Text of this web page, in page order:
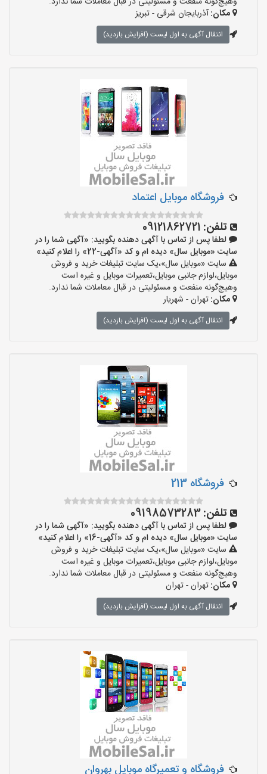
مکان:آذربایجان شرقی - تبریز
انتقال آگهی به اول لیست (افزایش بازدید)
فروشگاه موبایل اعتماد
تلفن: 09121862721
لطفا پس از تماس با آگهی دهنده بگویید: «آگهی شما را در
سایت «موبایل سال» دیده ام و کد «آگهی-22» را اعلام کنید»
سایت «موبایل سال»،یک سایت تبلیغات خرید و فروش
موبایل،لوازم جانبی موبایل،تعمیرات موبایل و غیره است
وهیچ‌گونه منفعت و مسئولیتی در قبال معاملات شما ندارد.
مکان:تهران - شهریار
انتقال آگهی به اول لیست (افزایش بازدید)
فروشگاه 213
تلفن:09198573283
لطفا پس از تماس با آگهی دهنده بگویید: «آگهی شما را در
سایت «موبایل سال» دیده ام و کد «آگهی-16» را اعلام کنید»
سایت «موبایل سال»،یک سایت تبلیغات خرید و فروش
موبایل،لوازم جانبی موبایل،تعمیرات موبایل و غیره است
وهیچ‌گونه منفعت و مسئولیتی در قبال معاملات شما ندارد.
مکان:تهران - تهران
انتقال آگهی به اول لیست (افزایش بازدید)
فروشگاه و تعمیرگاه موبایل بهروان